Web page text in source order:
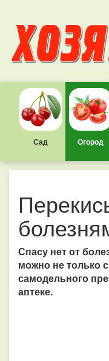
Сад Огород
Спасу нет от
можно не только
самодельного
аптеке.